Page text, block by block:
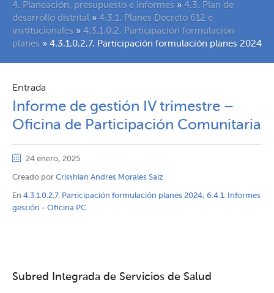
4. Planeación, presupuesto e informes » 4.3. Plan de
desarrollo distrital » 4.3.1. Planes Decreto 612 e
institucionales » 4.3.1.0.2. Participación formulación
planes » 4.3.1.0.2.7. Participación formulación planes 2024
Entrada
Informe de gestión IV trimestre –
Oficina de Participación Comunitaria
24 enero, 2025
Creado por Cristhian Andres Morales Saiz
En 4.3.1.0.2.7. Participación formulación planes 2024, 6.4.1. Informes
gestión - Oficina PC
Subred Integrada de Servicios de Salud